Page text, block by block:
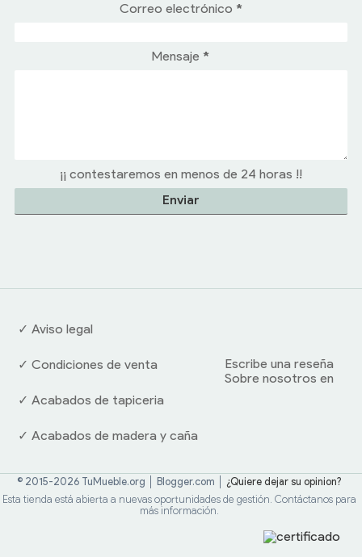
Correo electrónico *
Mensaje *
¡¡ contestaremos en menos de 24 horas !!
✓ Aviso legal
✓ Condiciones de venta
✓ Acabados de tapiceria
✓ Acabados de madera y caña
Escribe una reseña
Sobre nosotros en
© 2015-2026 TuMueble.org │ Blogger.com │ ¿Quiere dejar su opinion?
Esta tienda está abierta a nuevas oportunidades de gestión. Contáctanos para
más información.